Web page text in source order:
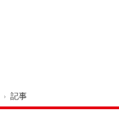
› 記事